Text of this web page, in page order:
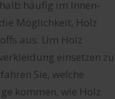
häufig im Innen-
Möglichkeit, Holz
aus. Um Holz
einsetzen zu
Sie, welche
kommen, wie Holz